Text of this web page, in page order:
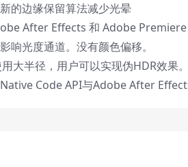
的边缘保留算法减少光晕
After Effects 和 Adobe Premiere
响光度通道。没有颜色偏移。
大半径，用户可以实现伪HDR效果。
Code API与Adobe After